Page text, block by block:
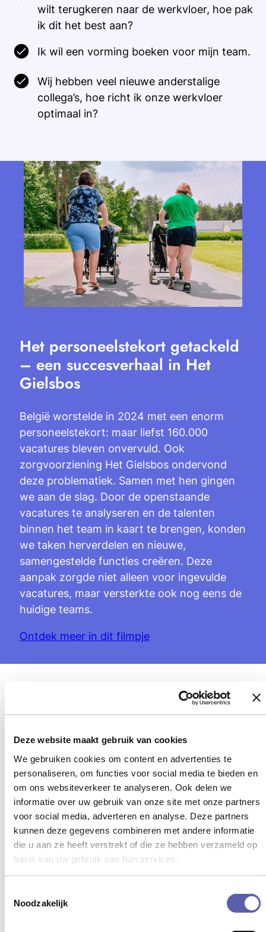
Deze website maakt gebruik van cookies
We gebruiken cookies om content en advertenties te
personaliseren, om functies voor social media te bieden en
om ons websiteverkeer te analyseren. Ook delen we
informatie over uw gebruik van onze site met onze partners
voor social media, adverteren en analyse. Deze partners
kunnen deze gegevens combineren met andere informatie
die u aan ze heeft verstrekt of die ze hebben verzameld op
basis van uw gebruik van hun services.
Noodzakelijk
wilt terugkeren naar de werkvloer, hoe pak
ik dit het best aan?
Ik wil een vorming boeken voor mijn team.
Wij hebben veel nieuwe anderstalige
collega’s, hoe richt ik onze werkvloer
optimaal in?
Voor werknemers en
werkzoekenden
Terugkeren naar het werk of de juiste job
vinden kan uitdagend zijn. Problemen in je
huidige functie kunnen je werkplezier
verminderen. Dan kan een persoonlijke
nodig hebt.
Het personeelstekort getackeld
– een succesverhaal in Het
Gielsbos
België worstelde in 2024 met een enorm
personeelstekort: maar liefst 160.000
vacatures bleven onvervuld. Ook
zorgvoorziening Het Gielsbos ondervond
deze problematiek. Samen met hen gingen
we aan de slag. Door de openstaande
vacatures te analyseren en de talenten
binnen het team in kaart te brengen, konden
we taken herverdelen en nieuwe,
samengestelde functies creëren. Deze
aanpak zorgde niet alleen voor ingevulde
vacatures, maar versterkte ook nog eens de
huidige teams.
Ontdek meer in dit filmpje
Ik ben werkgever / leidinggevende